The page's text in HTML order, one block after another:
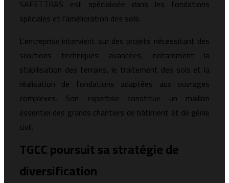
SAFETTRAS est spécialisée dans les fondations
spéciales et l’amélioration des sols.
L’entreprise intervient sur des projets nécessitant des
solutions techniques avancées, notamment la
stabilisation des terrains, le traitement des sols et la
réalisation de fondations adaptées aux ouvrages
complexes. Son expertise constitue un maillon
essentiel des grands chantiers de bâtiment et de génie
civil.
TGCC poursuit sa stratégie de
diversification